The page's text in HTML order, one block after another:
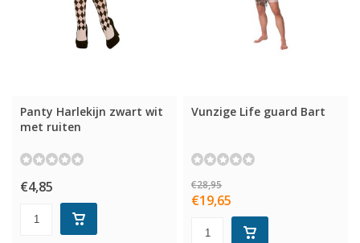
Panty Harlekijn zwart wit
met ruiten
€4,85
Vunzige Life guard Bart
€28,95
€19,65